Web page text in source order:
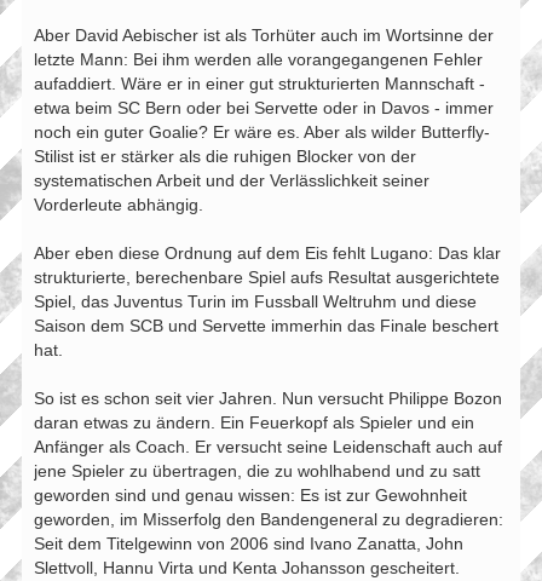
Aber David Aebischer ist als Torhüter auch im Wortsinne der
letzte Mann: Bei ihm werden alle vorangegangenen Fehler
aufaddiert. Wäre er in einer gut strukturierten Mannschaft -
etwa beim SC Bern oder bei Servette oder in Davos - immer
noch ein guter Goalie? Er wäre es. Aber als wilder Butterfly-
Stilist ist er stärker als die ruhigen Blocker von der
systematischen Arbeit und der Verlässlichkeit seiner
Vorderleute abhängig.
Aber eben diese Ordnung auf dem Eis fehlt Lugano: Das klar
strukturierte, berechenbare Spiel aufs Resultat ausgerichtete
Spiel, das Juventus Turin im Fussball Weltruhm und diese
Saison dem SCB und Servette immerhin das Finale beschert
hat.
So ist es schon seit vier Jahren. Nun versucht Philippe Bozon
daran etwas zu ändern. Ein Feuerkopf als Spieler und ein
Anfänger als Coach. Er versucht seine Leidenschaft auch auf
jene Spieler zu übertragen, die zu wohlhabend und zu satt
geworden sind und genau wissen: Es ist zur Gewohnheit
geworden, im Misserfolg den Bandengeneral zu degradieren:
Seit dem Titelgewinn von 2006 sind Ivano Zanatta, John
Slettvoll, Hannu Virta und Kenta Johansson gescheitert.